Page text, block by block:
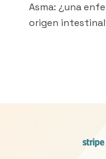
Asma: ¿una
origen